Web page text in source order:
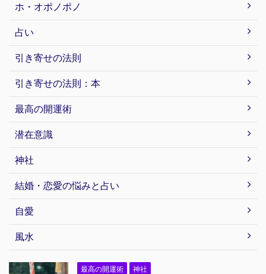
ホ・オポノポノ
占い
引き寄せの法則
引き寄せの法則：本
最高の開運術
潜在意識
神社
結婚・恋愛の悩みと占い
自愛
風水
最高の開運術 神社